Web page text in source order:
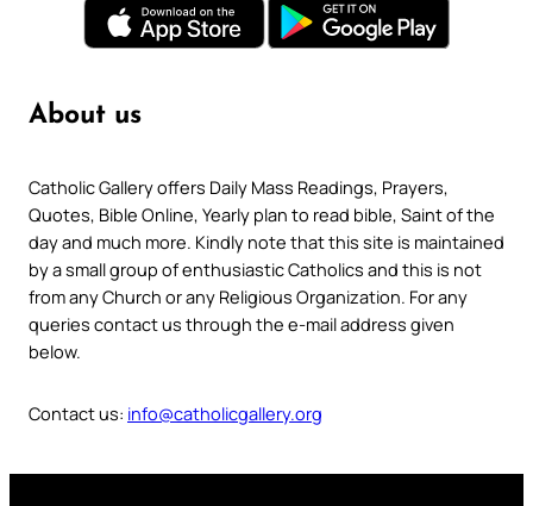
About us
Catholic Gallery offers Daily Mass Readings, Prayers,
Quotes, Bible Online, Yearly plan to read bible, Saint of the
day and much more. Kindly note that this site is maintained
by a small group of enthusiastic Catholics and this is not
from any Church or any Religious Organization. For any
queries contact us through the e-mail address given
below.
Contact us: info@catholicgallery.org